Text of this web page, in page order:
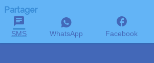
Partager
SMS WhatsApp Facebook